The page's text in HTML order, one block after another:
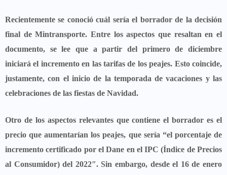
Recientemente se conoció cuál sería el borrador de la decisión
final de Mintransporte. Entre los aspectos que resaltan en el
documento, se lee que a partir del primero de diciembre
iniciará el incremento en las tarifas de los peajes. Esto coincide,
justamente, con el inicio de la temporada de vacaciones y las
celebraciones de las fiestas de Navidad.
Otro de los aspectos relevantes que contiene el borrador es el
precio que aumentarían los peajes, que sería “el porcentaje de
incremento certificado por el Dane en el IPC (Índice de Precios
al Consumidor) del 2022″. Sin embargo, desde el 16 de enero